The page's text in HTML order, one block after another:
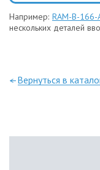
Например: RAM-B-166-
нескольких деталей
—Вернуться в